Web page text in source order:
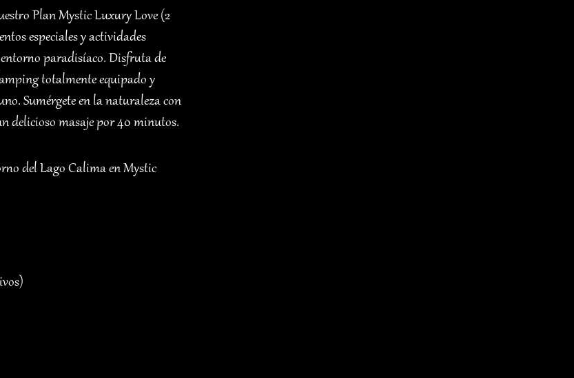
Plan Mystic Luxury Love (2
especiales y actividades
paradisíaco. Disfruta de
totalmente equipado y
Sumérgete en la naturaleza con
delicioso masaje por 40 minutos.
del Lago Calima en Mystic